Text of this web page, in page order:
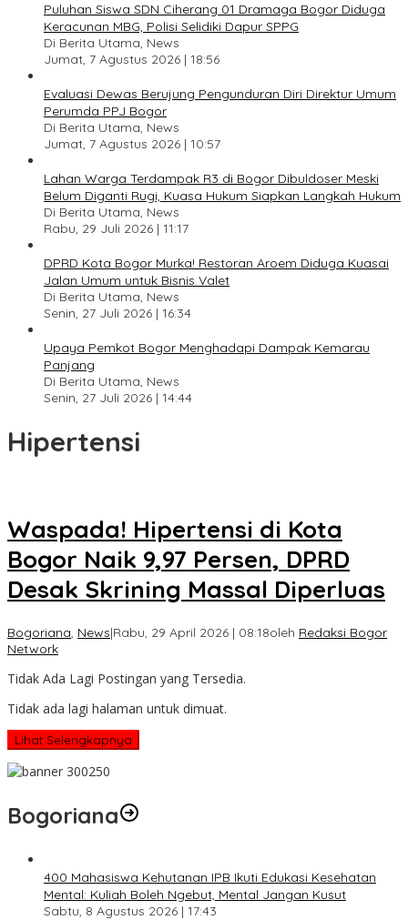
Puluhan Siswa SDN Ciherang 01 Dramaga Bogor Diduga
Keracunan MBG, Polisi Selidiki Dapur SPPG
Di Berita Utama, News
Jumat, 7 Agustus 2026 | 18:56
Evaluasi Dewas Berujung Pengunduran Diri Direktur Umum
Perumda PPJ Bogor
Di Berita Utama, News
Jumat, 7 Agustus 2026 | 10:57
Lahan Warga Terdampak R3 di Bogor Dibuldoser Meski
Belum Diganti Rugi, Kuasa Hukum Siapkan Langkah Hukum
Di Berita Utama, News
Rabu, 29 Juli 2026 | 11:17
DPRD Kota Bogor Murka! Restoran Aroem Diduga Kuasai
Jalan Umum untuk Bisnis Valet
Di Berita Utama, News
Senin, 27 Juli 2026 | 16:34
Upaya Pemkot Bogor Menghadapi Dampak Kemarau
Panjang
Di Berita Utama, News
Senin, 27 Juli 2026 | 14:44
Hipertensi
Waspada! Hipertensi di Kota
Bogor Naik 9,97 Persen, DPRD
Desak Skrining Massal Diperluas
Bogoriana, News|Rabu, 29 April 2026 | 08:18oleh Redaksi Bogor
Network
Tidak Ada Lagi Postingan yang Tersedia.
Tidak ada lagi halaman untuk dimuat.
Lihat Selengkapnya
Bogoriana
400 Mahasiswa Kehutanan IPB Ikuti Edukasi Kesehatan
Mental: Kuliah Boleh Ngebut, Mental Jangan Kusut
Sabtu, 8 Agustus 2026 | 17:43